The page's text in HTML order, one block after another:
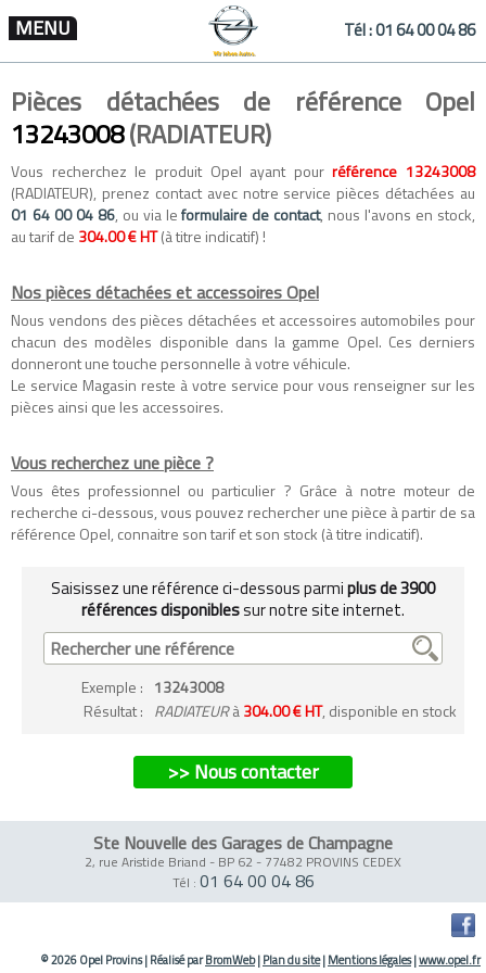
MENU Tél :01 64 00 04 86
Pièces détachées de référence Opel
13243008(RADIATEUR)
Vous recherchez le produit Opel ayant pourréférence 13243008
(RADIATEUR), prenez contact avec notre service pièces détachées au
01 64 00 04 86, ou via leformulaire de contact, nous l'avons en stock,
au tarif de 304.00 € HT(à titre indicatif) !
Nos pièces détachées et accessoires Opel
Nous vendons des pièces détachées etaccessoires automobiles pour
chacun des modèles disponible dans la gamme Opel. Ces derniers
donneront une touche personnelle à votre véhicule.
Le service Magasin reste à votre service pour vous renseigner sur les
pièces ainsi que les accessoires.
Vous recherchez une pièce ?
Vous êtes professionnel ou particulier ? Grâce à notre moteur de
recherche ci-dessous, vous pouvez rechercher une pièce à partir de sa
référence Opel, connaitre son tarif et son stock (à titre indicatif).
Saisissez une référence ci-dessous parmiplus de 3900
références disponiblessur notre site internet.
Exemple : 13243008
Résultat : RADIATEURà304.00 € HT, disponible en stock
>> Nous contacter
Ste Nouvelle des Garages de Champagne
2, rue Aristide Briand - BP 62 - 77482 PROVINS CEDEX
Tél : 01 64 00 04 86
© 2026 Opel Provins|Réalisé parBromWeb|Plan du site|Mentions légales|www.opel.fr